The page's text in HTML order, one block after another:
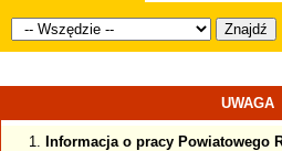
Znajdź
UWAGA
Informacja o pracy Powiatowego